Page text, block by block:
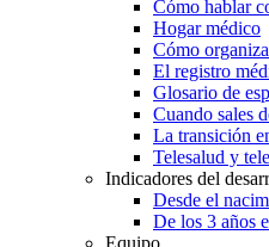
Cómo hablar
Hogar médico
Cómo
El registro
Glosario de
Cuando sales
La transición
Telesalud y
Indicadores del
Desde el
De los 3 años
Equipo